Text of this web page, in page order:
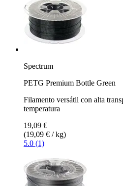
Spectrum
PETG Premium Bottle Green
Filamento versátil con alta
temperatura
19,09 €
(19,09 € / kg)
5.0 (1)